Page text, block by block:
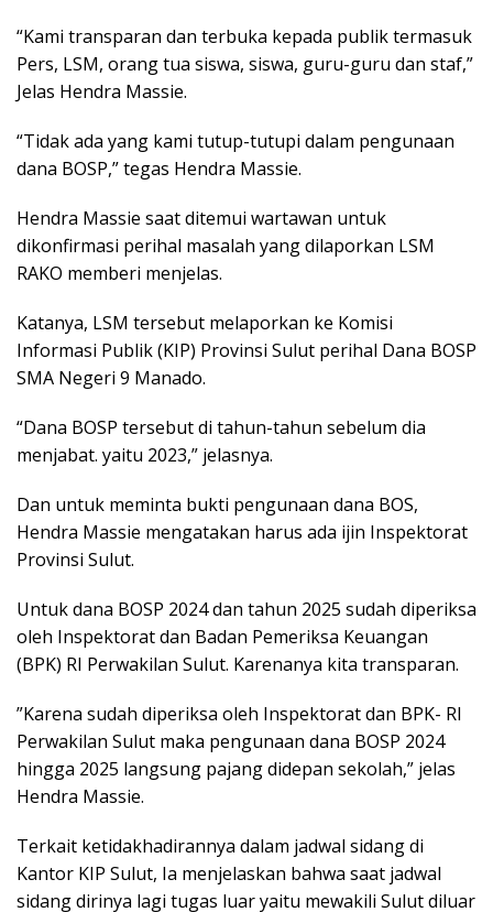
“Kami transparan dan terbuka kepada publik termasuk
Pers, LSM, orang tua siswa, siswa, guru-guru dan staf,”
Jelas Hendra Massie.
“Tidak ada yang kami tutup-tutupi dalam pengunaan
dana BOSP,” tegas Hendra Massie.
Hendra Massie saat ditemui wartawan untuk
dikonfirmasi perihal masalah yang dilaporkan LSM
RAKO memberi menjelas.
Katanya, LSM tersebut melaporkan ke Komisi
Informasi Publik (KIP) Provinsi Sulut perihal Dana BOSP
SMA Negeri 9 Manado.
“Dana BOSP tersebut di tahun-tahun sebelum dia
menjabat. yaitu 2023,” jelasnya.
Dan untuk meminta bukti pengunaan dana BOS,
Hendra Massie mengatakan harus ada ijin Inspektorat
Provinsi Sulut.
Untuk dana BOSP 2024 dan tahun 2025 sudah diperiksa
oleh Inspektorat dan Badan Pemeriksa Keuangan
(BPK) RI Perwakilan Sulut. Karenanya kita transparan.
”Karena sudah diperiksa oleh Inspektorat dan BPK- RI
Perwakilan Sulut maka pengunaan dana BOSP 2024
hingga 2025 langsung pajang didepan sekolah,” jelas
Hendra Massie.
Terkait ketidakhadirannya dalam jadwal sidang di
Kantor KIP Sulut, Ia menjelaskan bahwa saat jadwal
sidang dirinya lagi tugas luar yaitu mewakili Sulut diluar